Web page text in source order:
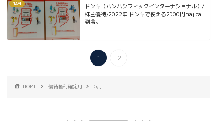
12月
ドンキ（パンパシフィックインターナショナル）/
株主優待/2022年 ドンキで使える2000円majica
到着。
1 2
HOME 優待権利確定月 6月